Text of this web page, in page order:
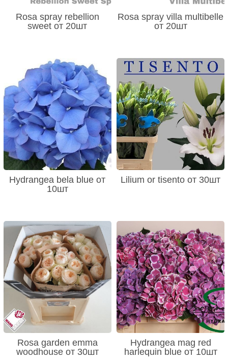
Rosa spray rebellion
sweet от 20шт
Rosa spray villa multibelle
от 20шт
Hydrangea bela blue от
10шт
Lilium or tisento от 30шт
Rosa garden emma
woodhouse от 30шт
Hydrangea mag red
harlequin blue от 10шт